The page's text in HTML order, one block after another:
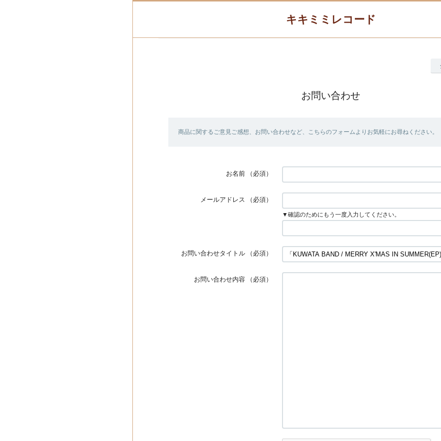
キキミミレコード
お問い合わせ
商品に関するご意見ご感想、お問い合わせなど、こちらのフォームよりお気軽にお尋ねください。
お名前 （必須）
メールアドレス （必須）
▼確認のためにもう一度入力してください。
お問い合わせタイトル （必須）
お問い合わせ内容 （必須）